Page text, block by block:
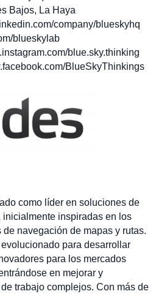
Bajos, La Haya
company/blueskyhq
blueskylab
blue.sky.thinking
BlueSkyThinkings
como líder en soluciones de
inspiradas en los
navegación de mapas y rutas.
para desarrollar
para los mercados
en mejorar y
trabajo complejos. Con más de